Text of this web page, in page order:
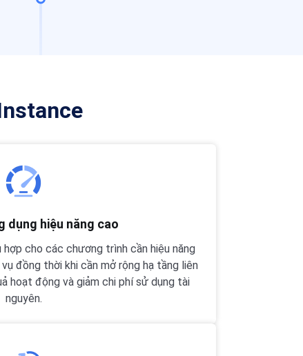
dụng hiệu năng cao
cho các chương trình cần hiệu năng
đồng thời khi cần mở rộng hạ tầng liên
hoạt động và giảm chi phí sử dụng tài
nguyên.